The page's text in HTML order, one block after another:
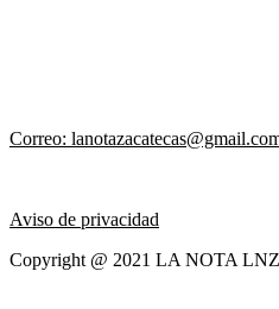
Correo:
Aviso de privacidad
Copyright @ 2021 LA NOTA